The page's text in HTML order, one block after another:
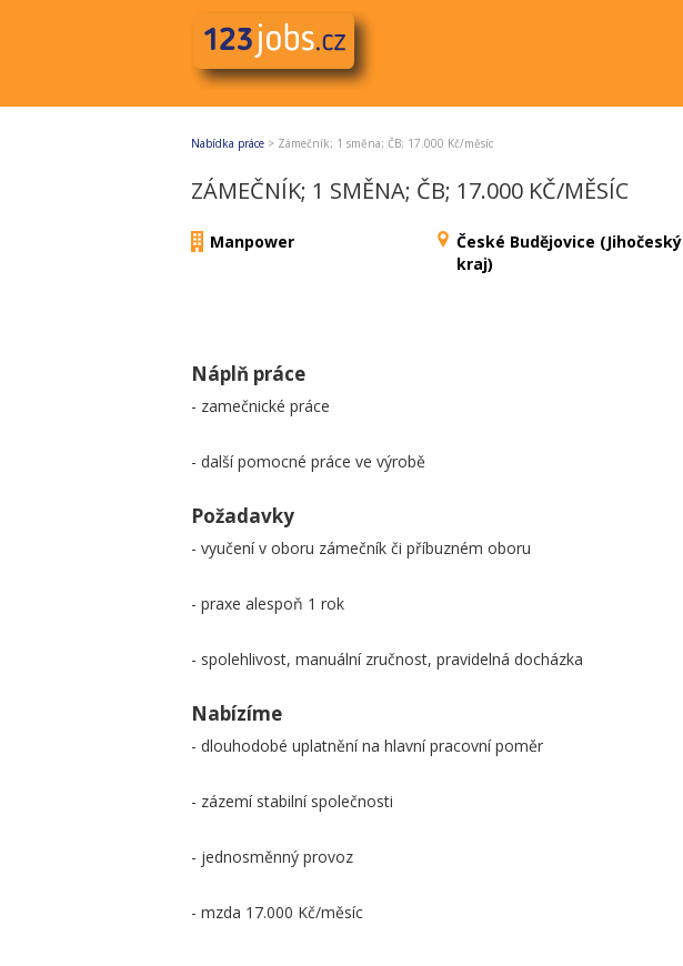
Nabídka práce > Zámečník; 1 směna; ČB; 17.000 Kč/měsíc
ZÁMEČNÍK; 1 SMĚNA; ČB; 17.000 KČ/MĚSÍC
Manpower
České Budějovice (Jihočeský
kraj)
Náplň práce
- zamečnické práce
- další pomocné práce ve výrobě
Požadavky
- vyučení v oboru zámečník či příbuzném oboru
- praxe alespoň 1 rok
- spolehlivost, manuální zručnost, pravidelná docházka
Nabízíme
- dlouhodobé uplatnění na hlavní pracovní poměr
- zázemí stabilní společnosti
- jednosměnný provoz
- mzda 17.000 Kč/měsíc